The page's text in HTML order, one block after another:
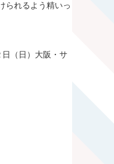
られるよう精いっ
（日）大阪・サ